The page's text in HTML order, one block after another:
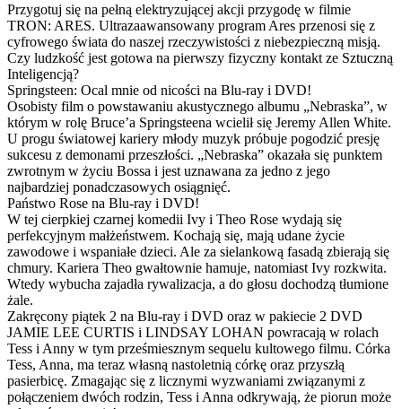
Przygotuj się na pełną elektryzującej akcji przygodę w filmie
TRON: ARES. Ultrazaawansowany program Ares przenosi się z
cyfrowego świata do naszej rzeczywistości z niebezpieczną misją.
Czy ludzkość jest gotowa na pierwszy fizyczny kontakt ze Sztuczną
Inteligencją?
Springsteen: Ocal mnie od nicości na Blu-ray i DVD!
Osobisty film o powstawaniu akustycznego albumu „Nebraska”, w
którym w rolę Bruce’a Springsteena wcielił się Jeremy Allen White.
U progu światowej kariery młody muzyk próbuje pogodzić presję
sukcesu z demonami przeszłości. „Nebraska” okazała się punktem
zwrotnym w życiu Bossa i jest uznawana za jedno z jego
najbardziej ponadczasowych osiągnięć.
Państwo Rose na Blu-ray i DVD!
W tej cierpkiej czarnej komedii Ivy i Theo Rose wydają się
perfekcyjnym małżeństwem. Kochają się, mają udane życie
zawodowe i wspaniałe dzieci. Ale za sielankową fasadą zbierają się
chmury. Kariera Theo gwałtownie hamuje, natomiast Ivy rozkwita.
Wtedy wybucha zajadła rywalizacja, a do głosu dochodzą tłumione
żale.
Zakręcony piątek 2 na Blu-ray i DVD oraz w pakiecie 2 DVD
JAMIE LEE CURTIS i LINDSAY LOHAN powracają w rolach
Tess i Anny w tym prześmiesznym sequelu kultowego filmu. Córka
Tess, Anna, ma teraz własną nastoletnią córkę oraz przyszłą
pasierbicę. Zmagając się z licznymi wyzwaniami związanymi z
połączeniem dwóch rodzin, Tess i Anna odkrywają, że piorun może